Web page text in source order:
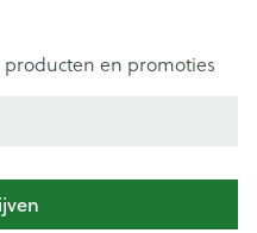
en promoties